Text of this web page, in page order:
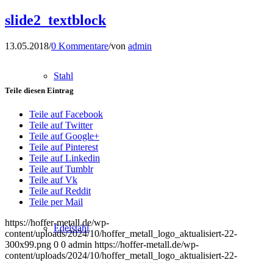
Stahl
Edelstahl
slide2_textblock
13.05.2018/0 Kommentare/von admin
Teile diesen Eintrag
Teile auf Facebook
Teile auf Twitter
Teile auf Google+
Teile auf Pinterest
Teile auf Linkedin
Teile auf Tumblr
Teile auf Vk
Teile auf Reddit
Teile per Mail
https://hoffer-metall.de/wp-
content/uploads/2024/10/hoffer_metall_logo_aktualisiert-22-
300x99.png 0 0 admin https://hoffer-metall.de/wp-
content/uploads/2024/10/hoffer_metall_logo_aktualisiert-22-